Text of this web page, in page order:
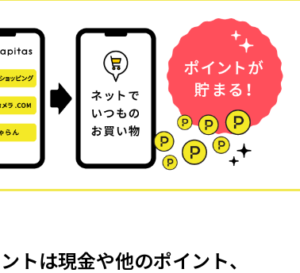
トは現金や他のポイント、